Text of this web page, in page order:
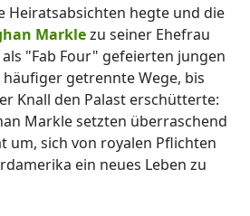
Heiratsabsichten hegte und die
Marklezu seiner Ehefrau
"Fab Four" gefeierten jungen
getrennte Wege, bis
Knall den Palast erschütterte:
Markle setzten überraschend
um, sich von royalen Pflichten
ein neues Leben zu